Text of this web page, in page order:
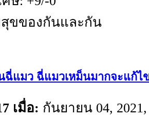
ขของกันและกัน
ฉี่แมว ฉี่แมวเหม็นมากจะแก้ไ
เมื่อ: กันยายน 04, 2021,